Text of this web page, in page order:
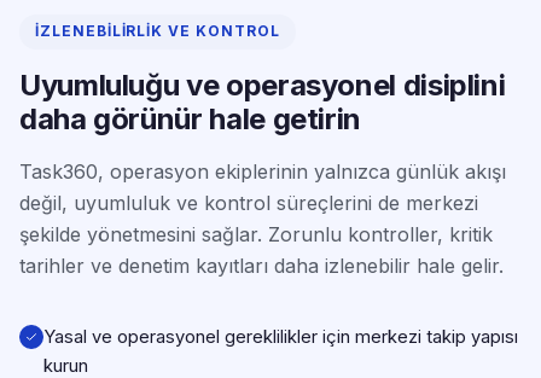
İZLENEBILIRLIK VE KONTROL
Uyumluluğu ve operasyonel disiplini
daha görünür hale getirin
Task360, operasyon ekiplerinin yalnızca günlük akışı
değil, uyumluluk ve kontrol süreçlerini de merkezi
şekilde yönetmesini sağlar. Zorunlu kontroller, kritik
tarihler ve denetim kayıtları daha izlenebilir hale gelir.
Yasal ve operasyonel gereklilikler için merkezi takip yapısı
kurun